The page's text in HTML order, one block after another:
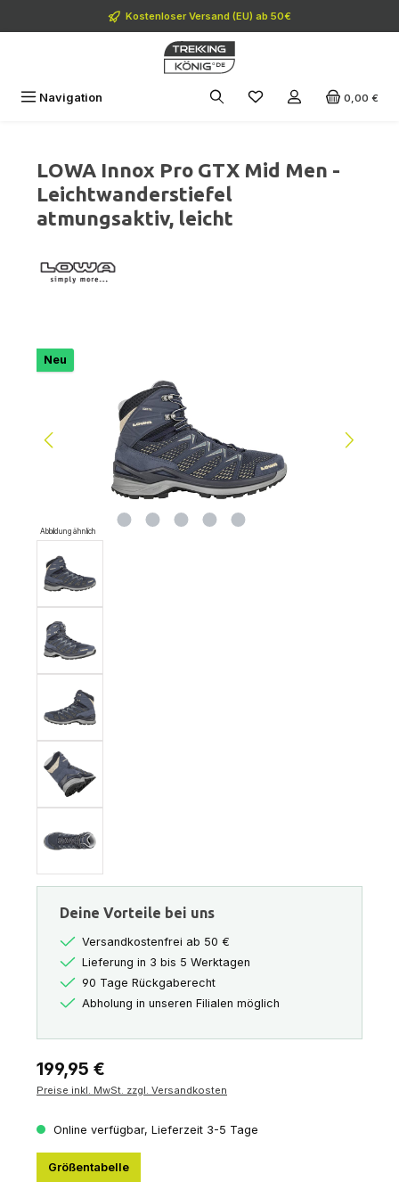
Zum Hauptinhalt springenKostenloser Versand (EU) ab 50€
Navigation 0,00 €
LOWA Innox Pro GTX Mid Men -
Leichtwanderstiefel
atmungsaktiv, leicht
Bildergalerie überspringen
Neu
Abbildung ähnlich
Deine Vorteile bei uns
Versandkostenfrei ab 50 €
Lieferung in 3 bis 5 Werktagen
90 Tage Rückgaberecht
Abholung in unseren Filialen möglich
Regulärer Preis:
199,95 €
Preise inkl. MwSt. zzgl. Versandkosten
Online verfügbar, Lieferzeit 3-5 Tage
Größentabelle